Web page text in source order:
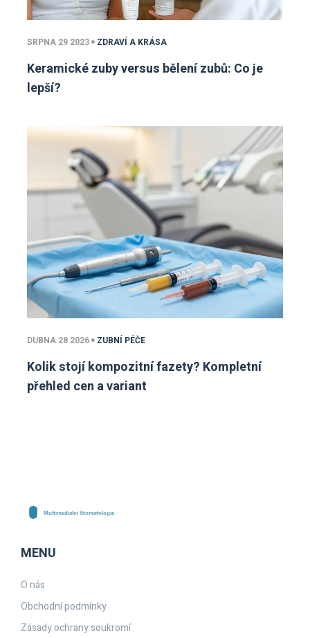
SRPNA 29 2023 ZDRAVÍ A KRÁSA
Keramické zuby versus bělení zubů: Co je
lepší?
DUBNA 28 2026 ZUBNÍ PÉČE
Kolik stojí kompozitní fazety? Kompletní
přehled cen a variant
MENU
O nás
Obchodní podmínky
Zásady ochrany soukromí